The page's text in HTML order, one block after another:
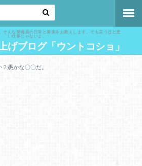
そんな警備員の日常と裏側をお教えします。でも言うほど悪
い仕事じゃないよ。
げブログ「ウントコショ」
愚かな〇〇だ。